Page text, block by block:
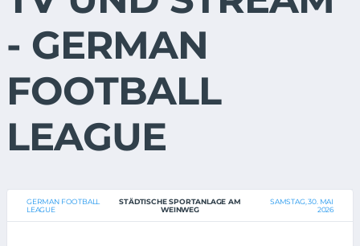
- GERMAN
FOOTBALL
LEAGUE
GERMAN FOOTBALL
LEAGUE
STÄDTISCHE SPORTANLAGE AM
WEINWEG
SAMSTAG, 30. MAI
2026